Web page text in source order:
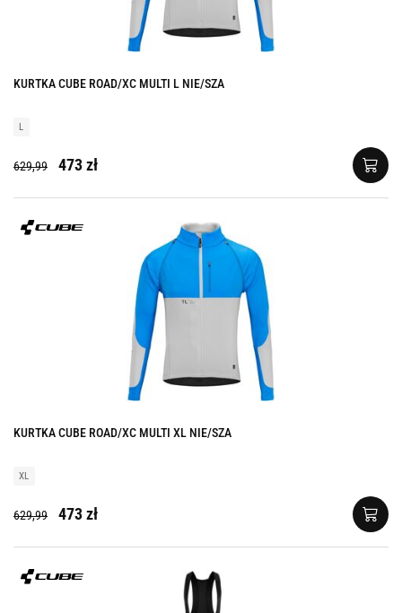
KURTKA CUBE ROAD/XC MULTI L NIE/SZA
L
629,99 473 zł
KURTKA CUBE ROAD/XC MULTI XL NIE/SZA
XL
629,99 473 zł